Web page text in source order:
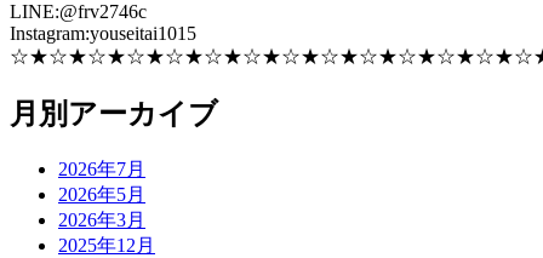
LINE:@frv2746c
Instagram:youseitai1015
月別アーカイブ
2026年7月
2026年5月
2026年3月
2025年12月